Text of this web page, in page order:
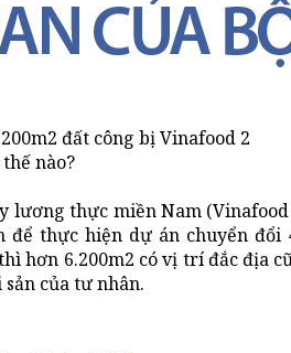
đất công bị Vinafood 2
nào?
lương thực miền Nam
để thực hiện dự án chuyển đổi
hơn 6.200m2 có vị trí đắc địa
của tư nhân.